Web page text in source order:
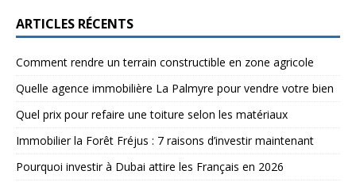
ARTICLES RÉCENTS
Comment rendre un terrain constructible en zone agricole
Quelle agence immobilière La Palmyre pour vendre votre bien
Quel prix pour refaire une toiture selon les matériaux
Immobilier la Forêt Fréjus : 7 raisons d’investir maintenant
Pourquoi investir à Dubai attire les Français en 2026